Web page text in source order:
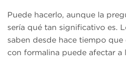
Puede hacerlo, aunque la
sería qué tan significativo es.
saben desde hace tiempo
con formalina puede afectar a